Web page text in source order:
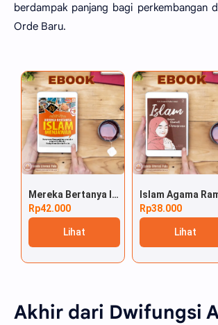
berdampak panjang bagi perkembangan
Orde Baru.
Mereka Bertanya Islam Menjawab
Rp42.000
Lihat
Rp38.000
Lihat
Akhir dari Dwifungsi